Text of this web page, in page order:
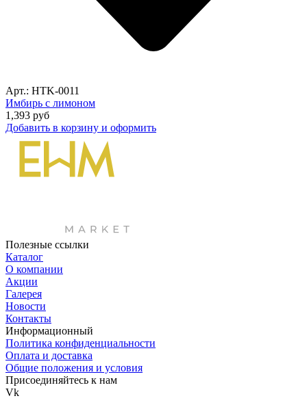
Арт.: HTK-0011
Имбирь с лимоном
1,393 руб
Добавить в корзину и оформить
Полезные ссылки
Каталог
О компании
Акции
Галерея
Новости
Контакты
Информационный
Политика конфиденциальности
Оплата и доставка
Общие положения и условия
Присоединяйтесь к нам
Vk